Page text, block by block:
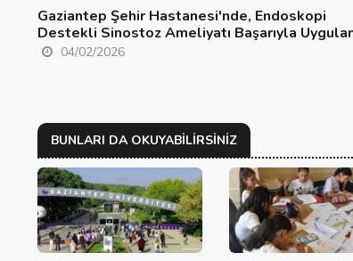
Gaziantep Şehir Hastanesi'nde, Endoskopi
Destekli Sinostoz Ameliyatı Başarıyla
04/02/2026
BUNLARI DA OKUYABILIRSINIZ